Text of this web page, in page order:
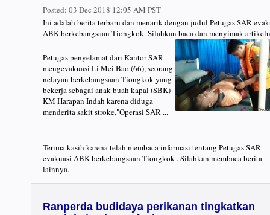
Posted: 03 Dec 2018 12:05 AM PST
Ini adalah berita terbaru dan menarik dengan judul Petugas SAR
ABK berkebangsaan Tiongkok. Silahkan baca dan menyimak
Petugas penyelamat dari Kantor SAR
mengevakuasi Li Mei Bao (66), seorang
nelayan berkebangsaan Tiongkok yang
bekerja sebagai anak buah kapal (SBK)
KM Harapan Indah karena diduga
menderita sakit stroke."Operasi SAR ...
Terima kasih karena telah membaca informasi tentang Petugas SAR
evakuasi ABK berkebangsaan Tiongkok . Silahkan membaca berita
lainnya.
Ranperda budidaya perikanan tingkatkan